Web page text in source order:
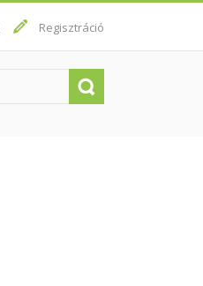
Regisztráció